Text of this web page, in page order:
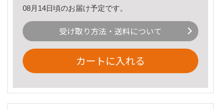
08月14日頃のお届け予定です。
受け取り方法・送料について
カートに入れる